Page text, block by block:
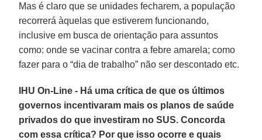
Mas é claro que se unidades fecharem, a população
recorrerá àquelas que estiverem funcionando,
inclusive em busca de orientação para assuntos
como: onde se vacinar contra a febre amarela; como
fazer para o “dia de trabalho” não ser descontado etc.
IHU On-Line - Há uma crítica de que os últimos
governos incentivaram mais os planos de saúde
privados do que investiram no SUS. Concorda
com essa crítica? Por que isso ocorre e quais